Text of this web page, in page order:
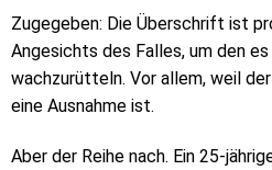
Zugegeben: Die Überschrift ist
Angesichts des Falles, um den
wachzurütteln. Vor allem, weil
eine Ausnahme ist.
Aber der Reihe nach. Ein 25-